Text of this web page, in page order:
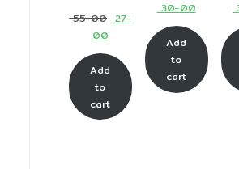
55-00 Original
was:
₹ 55-
00.
27-
00Current
price
is:
₹ 27-
00.
Add
to
cart
price
was:
₹ 65-
00.
30-00
price
is:
₹ 30-
00.
Add
to
cart